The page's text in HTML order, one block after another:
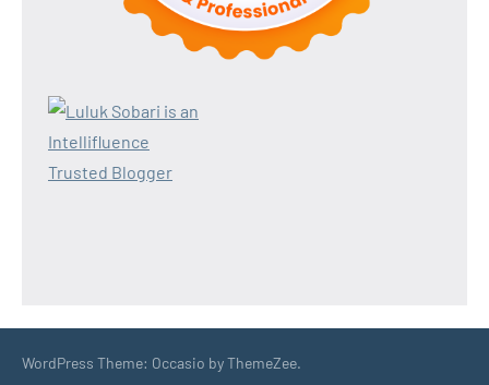
WordPress Theme: Occasio by ThemeZee.